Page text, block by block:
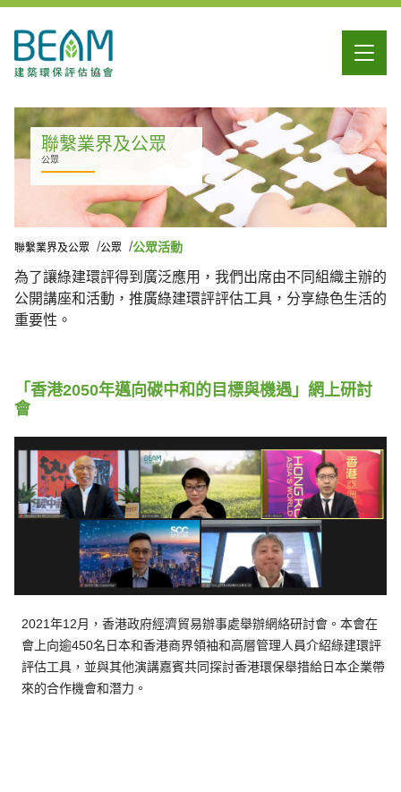
聯繫業界及公眾
公眾
聯繫業界及公眾 公眾 公眾活動
為了讓綠建環評得到廣泛應用，我們出席由不同組織主辦的
公開講座和活動，推廣綠建環評評估工具，分享綠色生活的
重要性。
「香港2050年邁向碳中和的目標與機遇」網上研討
會
2021年12月，香港政府經濟貿易辦事處舉辦網絡研討會。本會在
會上向逾450名日本和香港商界領袖和高層管理人員介紹綠建環評
評估工具，並與其他演講嘉賓共同探討香港環保舉措給日本企業帶
來的合作機會和潛力。